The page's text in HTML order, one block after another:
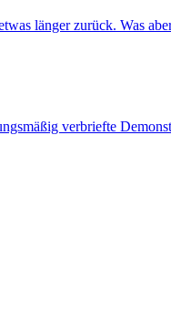
länger zurück. Was
verbriefte